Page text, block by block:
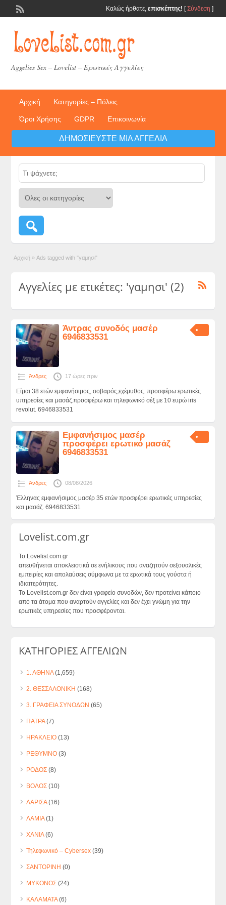
Καλώς ήρθατε, επισκέπτης! [Σύνδεση ]
Aggelies Sex – Lovelist – Ερωτικές Αγγελίες
Αρχική Κατηγορίες – Πόλεις
Όροι Χρήσης GDPR Επικοινωνία
ΔΗΜΟΣΙΕΎΣΤΕ ΜΙΑ ΑΓΓΕΛΊΑ
Αρχική » Ads tagged with "γαμησι"
Αγγελίες με ετικέτες: 'γαμησι' (2)
Άντρας συνοδός μασέρ
6946833531
Άνδρες 17 ώρες πριν
Είμαι 38 ετών εμφανήσιμος, σοβαρός,εχέμυθος. προσφέρω ερωτικές
υπηρεσίες και μασάζ.προσφέρω και τηλεφωνικό σέξ με 10 ευρώ iris
revolut. 6946833531
Εμφανήσιμος μασέρ
προσφέρει ερωτικό μασάζ
6946833531
Άνδρες 08/08/2026
Έλληνας εμφανήσιμος μασέρ 35 ετών προσφέρει ερωτικές υπηρεσίες
και μασάζ. 6946833531
Lovelist.com.gr
Το Lovelist.com.gr
απευθήνεται αποκλειστικά σε ενήλικους που αναζητούν σεξουαλικές
εμπειρίες και απολαύσεις σύμφωνα με τα ερωτικά τους γούστα ή
ιδιαιτερότητες.
Το Lovelist.com.gr δεν είναι γραφείο συνοδών, δεν προτείνει κάποιο
από τα άτομα που αναρτούν αγγελίες και δεν έχει γνώμη για την
ερωτικές υπηρεσίες που προσφέρονται.
ΚΑΤΗΓΟΡΙΕΣ ΑΓΓΕΛΙΩΝ
1. ΑΘΗΝΑ(1,659)
2. ΘΕΣΣΑΛΟΝΙΚΗ (168)
3. ΓΡΑΦΕΙΑ ΣΥΝΟΔΩΝ (65)
ΠΑΤΡΑ(7)
ΗΡΑΚΛΕΙΟ (13)
ΡΕΘΥΜΝΟ (3)
ΡΟΔΟΣ (8)
ΒΟΛΟΣ (10)
ΛΑΡΙΣΑ(16)
ΛΑΜΙΑ(1)
ΧΑΝΙΑ(6)
Τηλεφωνικό – Cybersex (39)
ΣΑΝΤΟΡΙΝΗ (0)
ΜΥΚΟΝΟΣ (24)
ΚΑΛΑΜΑΤΑ(6)